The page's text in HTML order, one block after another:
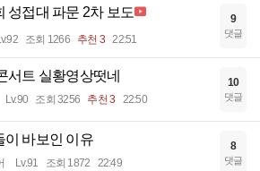
성접대 파문 2차 보도
조회 1266 추천 3 22:51
9
댓글
서트 실황영상떳네
Lv.90 조회 3256 추천 3 22:50
10
댓글
이 바보인 이유
Lv.91 조회 1872 22:49
8
댓글